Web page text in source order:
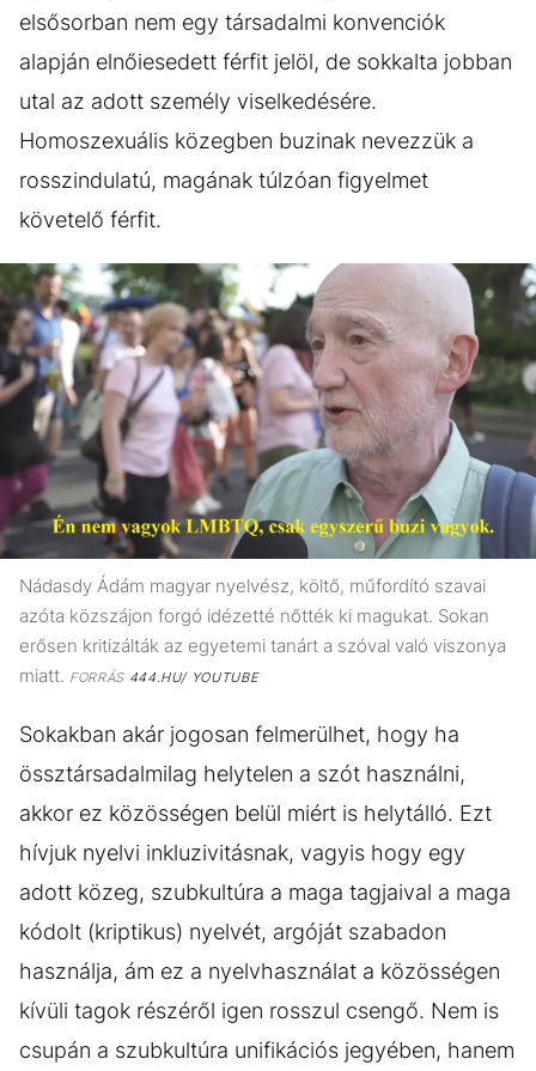
elsősorban nem egy társadalmi konvenciók
alapján elnőiesedett férfit jelöl, de sokkalta jobban
utal az adott személy viselkedésére.
Homoszexuális közegben buzinak nevezzük a
rosszindulatú, magának túlzóan figyelmet
követelő férfit.
Nádasdy Ádám magyar nyelvész, költő, műfordító szavai
azóta közszájon forgó idézetté nőtték ki magukat. Sokan
erősen kritizálták az egyetemi tanárt a szóval való viszonya
miatt. FORRÁS444.HU/ YOUTUBE
Sokakban akár jogosan felmerülhet, hogy ha
össztársadalmilag helytelen a szót használni,
akkor ez közösségen belül miért is helytálló. Ezt
hívjuk nyelvi inkluzivitásnak, vagyis hogy egy
adott közeg, szubkultúra a maga tagjaival a maga
kódolt (kriptikus) nyelvét, argóját szabadon
használja, ám ez a nyelvhasználat a közösségen
kívüli tagok részéről igen rosszul csengő. Nem is
csupán a szubkultúra unifikációs jegyében, hanem